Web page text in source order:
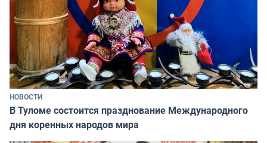
НОВОСТИ
В Туломе состоится празднование Международного
дня коренных народов мира